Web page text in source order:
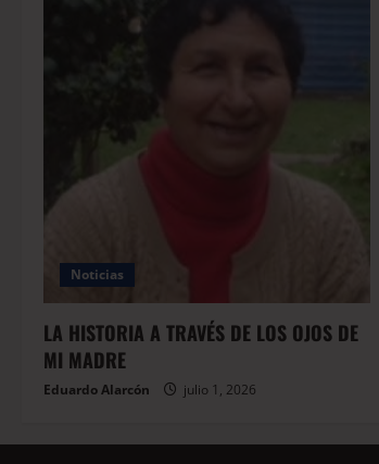
Noticias
LA HISTORIA A TRAVÉS DE LOS OJOS DE
MI MADRE
Eduardo Alarcón julio 1, 2026